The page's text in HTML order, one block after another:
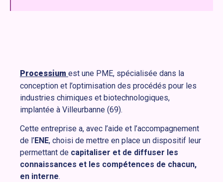
Processium est une PME, spécialisée dans la
conception et l’optimisation des procédés pour les
industries chimiques et biotechnologiques,
implantée à Villeurbanne (69).
Cette entreprise a, avec l’aide et l’accompagnement
de l’ENE, choisi de mettre en place un dispositif leur
permettant de capitaliser et de diffuser les
connaissances et les compétences de chacun,
en interne.